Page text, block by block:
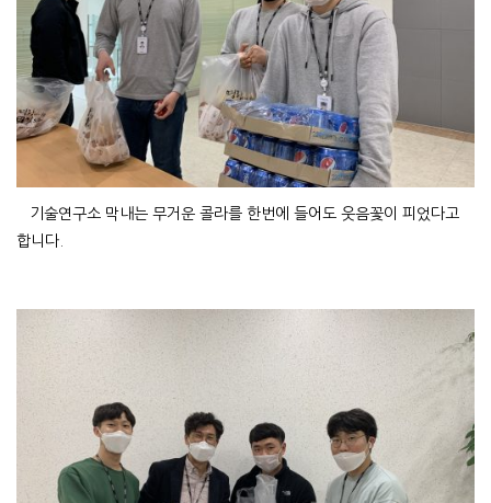
기술연구소 막내는 무거운 콜라를 한번에 들어도 웃음꽃이 피었다고
합니다.